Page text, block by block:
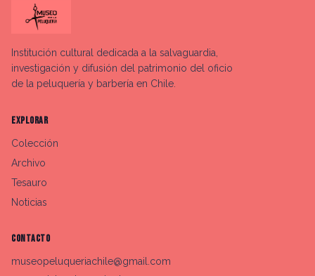
Institución cultural dedicada a la salvaguardia,
investigación y difusión del patrimonio del oficio
de la peluquería y barbería en Chile.
EXPLORAR
Colección
Archivo
Tesauro
Noticias
CONTACTO
museopeluqueriachile@gmail.com